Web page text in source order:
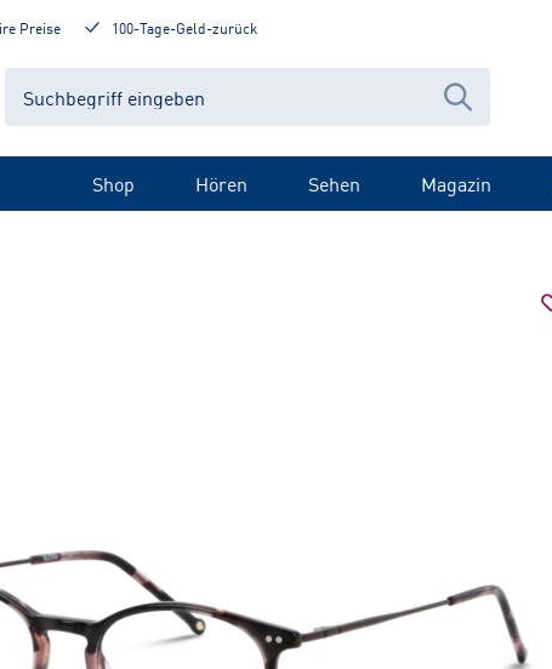
Preise 100-Tage-Geld-zurück
Shop Hören Sehen Magazin